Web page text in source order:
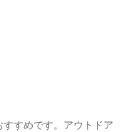
すめです。アウトドア